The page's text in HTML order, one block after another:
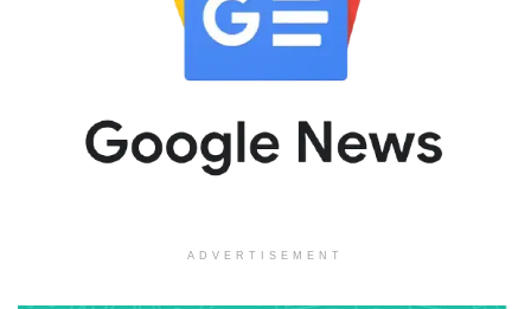
ADVERTISEMENT